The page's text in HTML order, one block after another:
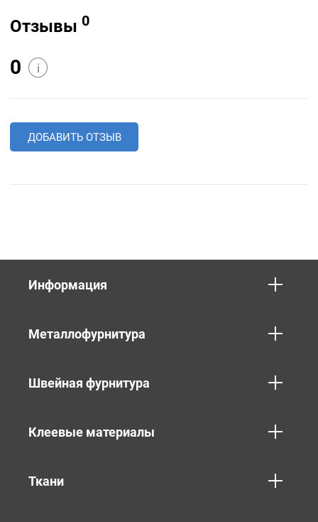
Отзывы 0
0 i
ДОБАВИТЬ ОТЗЫВ
Информация
Металлофурнитура
Швейная фурнитура
Клеевые материалы
Ткани